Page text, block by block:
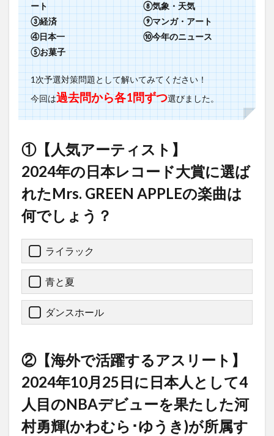
ート
③経済
④日本一
⑤お菓子
⑧気象・天気
⑨マンガ・アート
⑩今年のニュース
1次予選対策問題として解いてみてください！
今回は過去問から各1問ずつ選びました。
①【人気アーティスト】
2024年の日本レコード大賞に選ば
れたMrs. GREEN APPLEの楽曲は
何でしょう？
ライラック
青と夏
ダンスホール
②【海外で活躍するアスリート】
2024年10月25日に日本人として4
人目のNBAデビューを果たした河
村勇輝(かわむら･ゆうき)が所属す